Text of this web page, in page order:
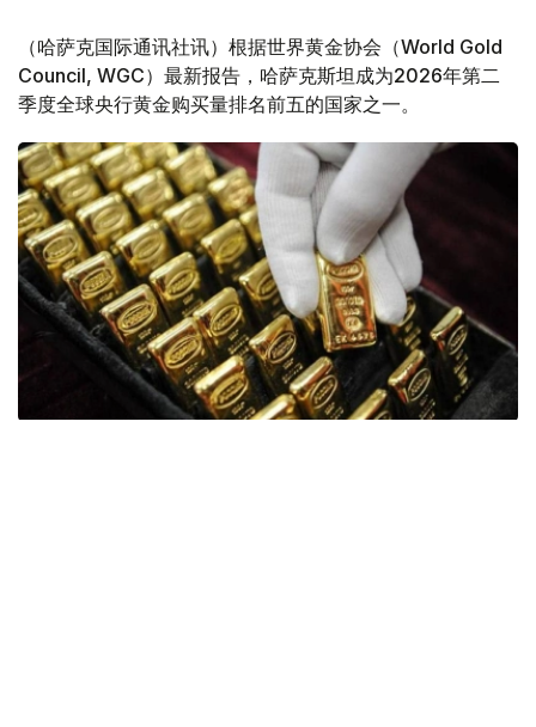
（哈萨克国际通讯社讯）根据世界黄金协会（World Gold
Council, WGC）最新报告，哈萨克斯坦成为2026年第二
季度全球央行黄金购买量排名前五的国家之一。